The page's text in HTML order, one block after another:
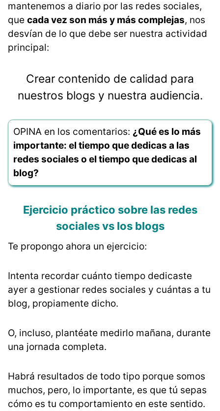
mantenemos a diario por las redes sociales,
que cada vez son más y más complejas, nos
desvían de lo que debe ser nuestra actividad
principal:
Crear contenido de calidad para
nuestros blogs y nuestra audiencia.
OPINA en los comentarios: ¿Qué es lo más
importante: el tiempo que dedicas a las
redes sociales o el tiempo que dedicas al
blog?
Ejercicio práctico sobre las redes
sociales vs los blogs
Te propongo ahora un ejercicio:
Intenta recordar cuánto tiempo dedicaste
ayer a gestionar redes sociales y cuántas a tu
blog, propiamente dicho.
O, incluso, plantéate medirlo mañana, durante
una jornada completa.
Habrá resultados de todo tipo porque somos
muchos, pero, lo importante, es que tú sepas
cómo es tu comportamiento en este sentido.